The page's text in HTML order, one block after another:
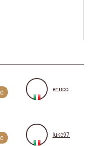
enrico
luke97